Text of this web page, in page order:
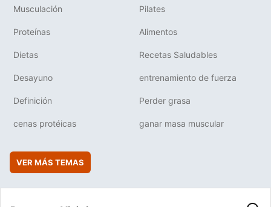
Musculación Pilates
Proteínas Alimentos
Dietas Recetas Saludables
Desayuno entrenamiento de fuerza
Definición Perder grasa
cenas protéicas ganar masa muscular
VER MÁS TEMAS